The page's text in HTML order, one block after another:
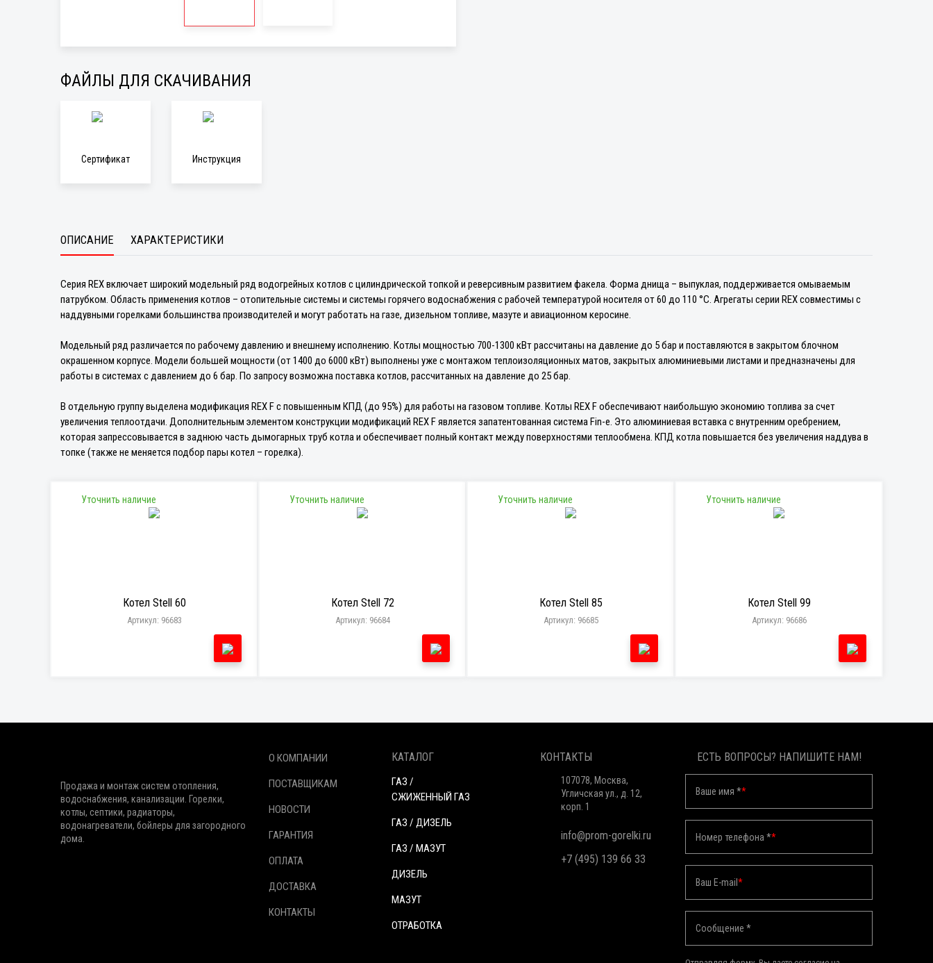
ФАЙЛЫ ДЛЯ СКАЧИВАНИЯ
Сертификат Инструкция
ОПИСАНИЕ ХАРАКТЕРИСТИКИ
Серия REX включает широкий модельный ряд водогрейных котлов с цилиндрической топкой и реверсивным развитием факела. Форма днища – выпуклая, поддерживается омываемым
патрубком. Область применения котлов – отопительные системы и системы горячего водоснабжения с рабочей температурой носителя от 60 до 110 °C. Агрегаты серии REX совместимы с
наддувными горелками большинства производителей и могут работать на газе, дизельном топливе, мазуте и авиационном керосине.
Модельный ряд различается по рабочему давлению и внешнему исполнению. Котлы мощностью 700-1300 кВт рассчитаны на давление до 5 бар и поставляются в закрытом блочном
окрашенном корпусе. Модели большей мощности (от 1400 до 6000 кВт) выполнены уже с монтажом теплоизоляционных матов, закрытых алюминиевыми листами и предназначены для
работы в системах с давлением до 6 бар. По запросу возможна поставка котлов, рассчитанных на давление до 25 бар.
В отдельную группу выделена модификация REX F с повышенным КПД (до 95%) для работы на газовом топливе. Котлы REX F обеспечивают наибольшую экономию топлива за счет
увеличения теплоотдачи. Дополнительным элементом конструкции модификаций REX F является запатентованная система Fin-e. Это алюминиевая вставка с внутренним оребрением,
которая запрессовывается в заднюю часть дымогарных труб котла и обеспечивает полный контакт между поверхностями теплообмена. КПД котла повышается без увеличения наддува в
топке (также не меняется подбор пары котел – горелка).
Уточнить наличие
Котел Stell 60
Артикул: 96683
Уточнить наличие
Котел Stell 72
Артикул: 96684
Уточнить наличие
Котел Stell 85
Артикул: 96685
Уточнить наличие
Котел Stell 99
Артикул: 96686
Продажа и монтаж систем отопления,
водоснабжения, канализации. Горелки,
котлы, септики, радиаторы,
водонагреватели, бойлеры для загородного
дома.
О КОМПАНИИ
ПОСТАВЩИКАМ
НОВОСТИ
ГАРАНТИЯ
ОПЛАТА
ДОСТАВКА
КОНТАКТЫ
КАТАЛОГ
ГАЗ /
СЖИЖЕННЫЙ ГАЗ
ГАЗ / ДИЗЕЛЬ
ГАЗ / МАЗУТ
ДИЗЕЛЬ
МАЗУТ
ОТРАБОТКА
КОНТАКТЫ
107078, Москва,
Угличская ул., д. 12,
корп. 1
info@prom-gorelki.ru
+7 (495) 139 66 33
ЕСТЬ ВОПРОСЫ? НАПИШИТЕ НАМ!
Ваше имя **
Номер телефона **
Ваш E-mail *
Сообщение *